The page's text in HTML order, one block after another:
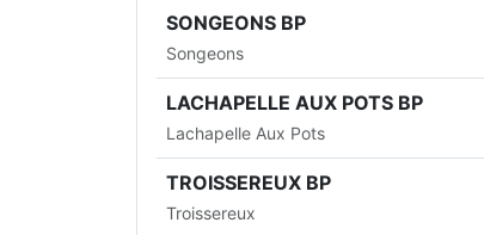
SONGEONS BP
Songeons
LACHAPELLE AUX POTS BP
Lachapelle Aux Pots
TROISSEREUX BP
Troissereux